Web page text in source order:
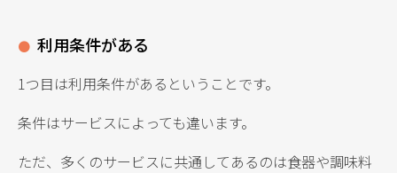
利用条件がある
1つ目は利用条件があるということです。
条件はサービスによっても違います。
ただ、多くのサービスに共通してあるのは食器や調味料